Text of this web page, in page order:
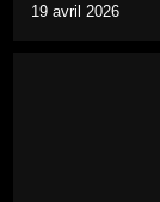
19 avril 2026